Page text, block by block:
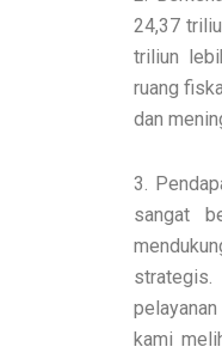
24,37
triliun
ruang
dan
3.
sangat
kami